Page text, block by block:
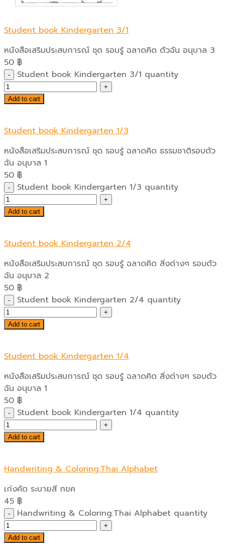
Student book Kindergarten 3/1
หนังสือเสริมประสบการณ์ ชุด รอบรู้ ฉลาดคิด ตัวฉัน อนุบาล 3
50 ฿
Student book Kindergarten 3/1 quantity
Add to cart
Student book Kindergarten 1/3
หนังสือเสริมประสบการณ์ ชุด รอบรู้ ฉลาดคิด ธรรมชาติรอบตัว
ฉัน อนุบาล 1
50 ฿
Student book Kindergarten 1/3 quantity
Add to cart
Student book Kindergarten 2/4
หนังสือเสริมประสบการณ์ ชุด รอบรู้ ฉลาดคิด สิ่งต่างๆ รอบตัว
ฉัน อนุบาล 2
50 ฿
Student book Kindergarten 2/4 quantity
Add to cart
Student book Kindergarten 1/4
หนังสือเสริมประสบการณ์ ชุด รอบรู้ ฉลาดคิด สิ่งต่างๆ รอบตัว
ฉัน อนุบาล 1
50 ฿
Student book Kindergarten 1/4 quantity
Add to cart
Handwriting & Coloring:Thai Alphabet
เก่งคัด ระบายสี กขค
45 ฿
Handwriting & Coloring:Thai Alphabet quantity
Add to cart